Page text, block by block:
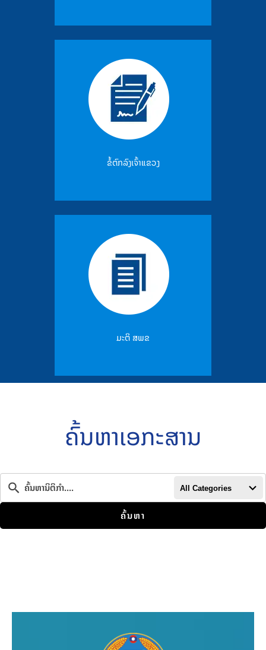
ຂໍ້ຕົກລົງເຈົ້າແຂວງ
ມະຕິ ສພຂ
ຄົ້ນຫາເອກະສານ
All Categories
ຄົ້ນຫາ